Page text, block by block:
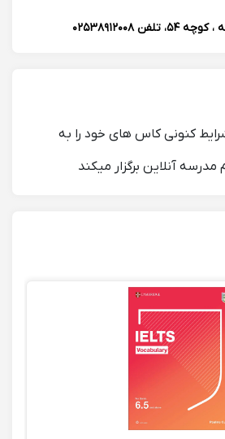
۰۲۵۳۸۹۱۲۰۰۸
کنونی کاس های خود را به
مدرسه آنلاین برگزار میکند